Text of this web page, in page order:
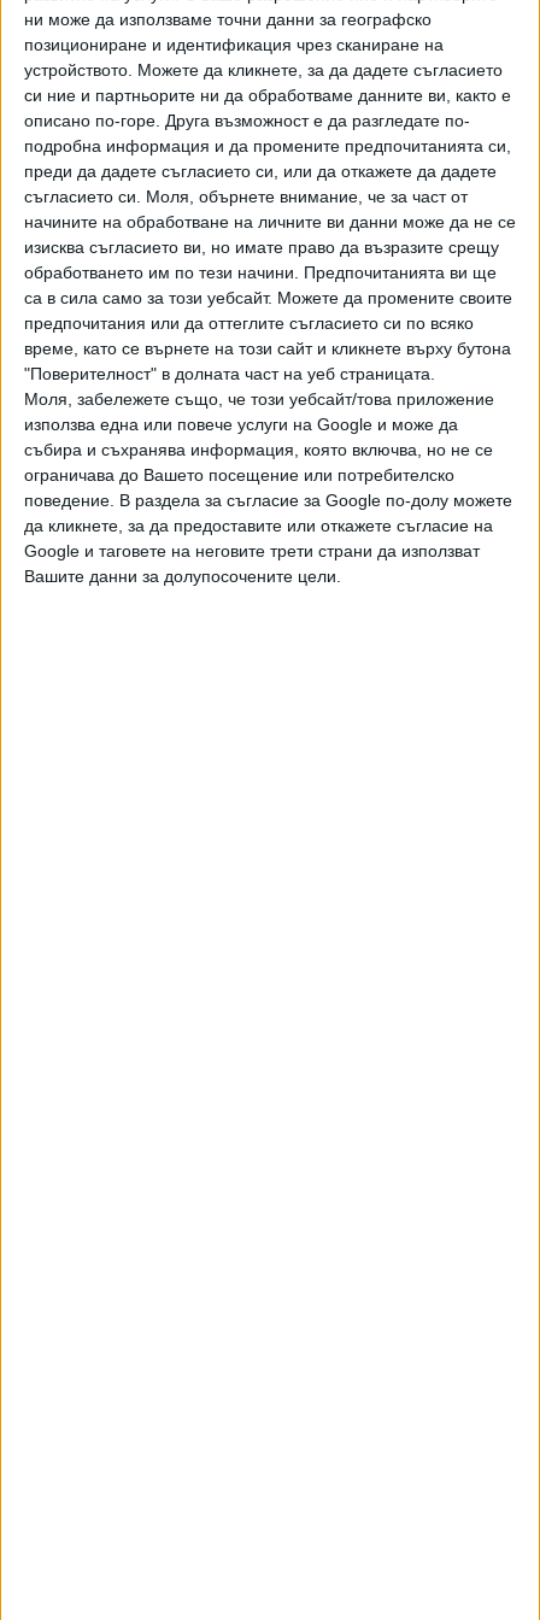
ни може да използваме точни данни за географско
позициониране и идентификация чрез сканиране на
устройството. Можете да кликнете, за да дадете съгласието
си ние и партньорите ни да обработваме данните ви, както е
описано по-горе. Друга възможност е да разгледате по-
подробна информация и да промените предпочитанията си,
преди да дадете съгласието си, или да откажете да дадете
съгласието си.
Моля, обърнете внимание, че за част от
начините на обработване на личните ви данни може да не се
изисква съгласието ви, но имате право да възразите срещу
обработването им по тези начини. Предпочитанията ви ще
са в сила само за този уебсайт. Можете да промените своите
предпочитания или да оттеглите съгласието си по всяко
време, като се върнете на този сайт и кликнете върху бутона
"Поверителност" в долната част на уеб страницата.
Моля, забележете също, че този уебсайт/това приложение
използва една или повече услуги на Google и може да
събира и съхранява информация, която включва, но не се
ограничава до Вашето посещение или потребителско
поведение. В раздела за съгласие за Google по-долу можете
да кликнете, за да предоставите или откажете съгласие на
Google и таговете на неговите трети страни да използват
Вашите данни за долупосочените цели.
депутатите в Европейския парламент, като двете групи
имаха равна тежест от 50%. Зрителите във всички
страни-членки на евросъюза имат възможност да гледат
трите номинирани филма безплатно, като тази година
това се случваше основно в интернет. Преди
пандемията се правеха безплатни прожекции в кината на
отделните страни. .
Документалният филм "Колектив" носи името на нощен
клуб в Букурещ, където през 2015 г. пожар взема живота
на 27 младежи и води до наранявания на още 180. Екип от
журналисти разследва последвалата смърт на 37 души,
постъпили в болници с изгаряния, които не са били
смятани за критични. Те разкриват корупция и
нарушения, причиняващи смърт, и показват смелостта и
решимостта на хора, които се борят срещу системата.
„Колектив“ беше номиниран за "Оскар" за най-добър
международен филм и за най-добър документален филм
за 2021 г. В надпреварата за награда LUX той победи
носителя на "Оскар" и още редица престижни награди
"Още по едно" (реж. Томас Винтерберг, Дания) и "Тяло